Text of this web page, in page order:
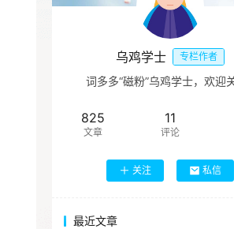
乌鸡学士 专栏作者
词多多“磁粉”乌鸡学士，欢迎
825
文章
11
评论
关注 私信
最近文章